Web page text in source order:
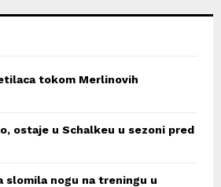
tokom Merlinovih
ostaje u Schalkeu u sezoni pred
slomila nogu na treningu u